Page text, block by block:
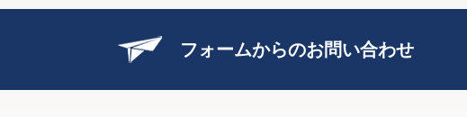
フォームからのお問い合わせ